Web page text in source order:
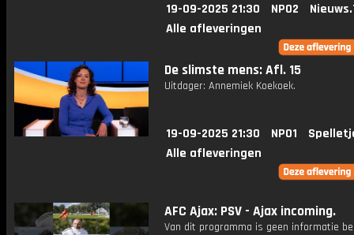
19-09-2025 21:30 NPO2
Alle afleveringen
De slimste mens: Afl. 15
Uitdager: Annemiek Koekoek.
19-09-2025 21:30 NPO1
Alle afleveringen
AFC Ajax: PSV - Ajax incoming.
Van dit programma is geen informatie